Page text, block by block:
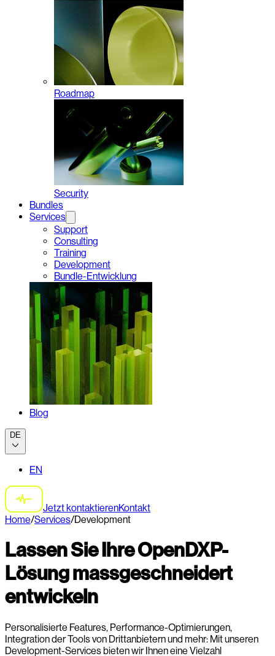
Roadmap
Security
Bundles
Services
Support
Consulting
Training
Development
Bundle-Entwicklung
Blog
DE
EN
Jetzt kontaktierenKontakt
Home/Services/Development
Lassen Sie Ihre OpenDXP-
Lösung massgeschneidert
entwickeln
Personalisierte Features, Performance-Optimierungen,
Integration der Tools von Drittanbietern und mehr: Mit unseren
Development-Services bieten wir Ihnen eine Vielzahl